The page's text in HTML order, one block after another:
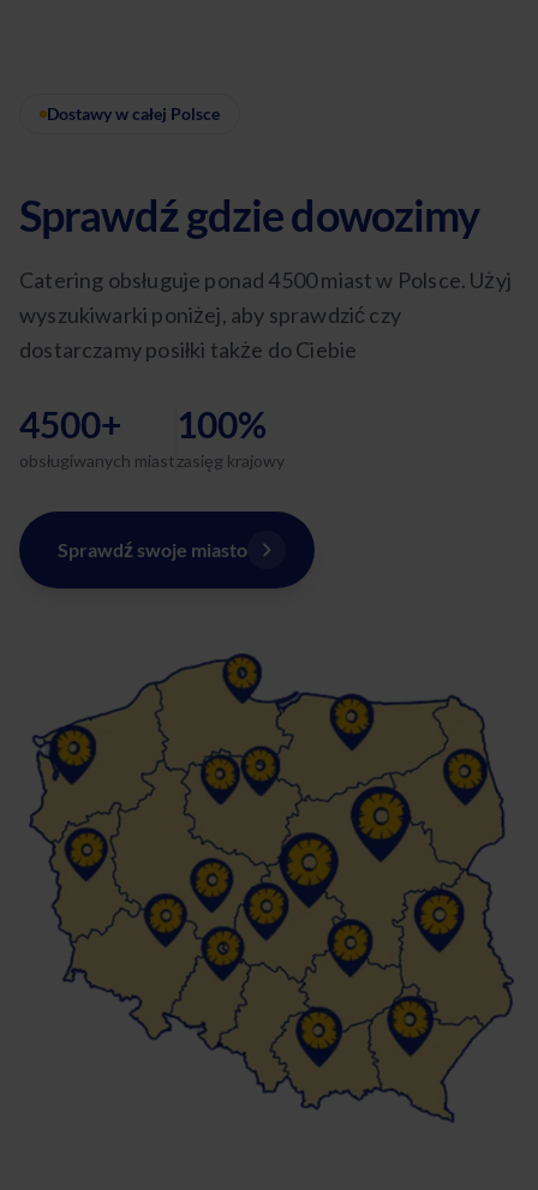
Dostawy w całej Polsce
Sprawdź gdzie dowozimy
Catering obsługuje ponad 4500 miast w Polsce. Użyj
wyszukiwarki poniżej, aby sprawdzić czy
dostarczamy posiłki także do Ciebie
4500+
obsługiwanych miast
100%
zasięg krajowy
Sprawdź swoje miasto